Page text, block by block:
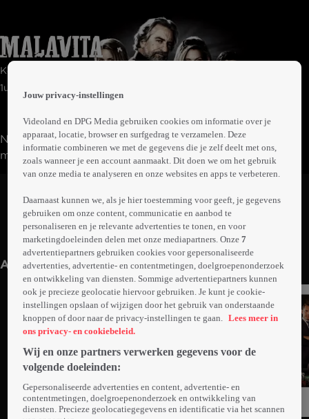
Komedie | Misdaad | Thriller
1uur45min
Na het verraden van een aantal gangsters ontvlucht
maffiabaas Fred Manzoni met zijn familie Brooklyn. Ze
duiken onder in een slaperig stadje in het Franse
het gareel te houden, maar de Manzoni's kunnen hun
oude gewoontes niet afleren. Voor elk probleem hebben
ze een passende, maar niet altijd legale oplossing.
Abonneren op Videoland
Meer
info
Anderen kijken ook
Jouw privacy-instellingen
Videoland en DPG Media gebruiken cookies om informatie over je
apparaat, locatie, browser en surfgedrag te verzamelen. Deze
informatie combineren we met de gegevens die je zelf deelt met ons,
zoals wanneer je een account aanmaakt. Dit doen we om het gebruik
van onze media te analyseren en onze websites en apps te verbeteren.
Daarnaast kunnen we, als je hier toestemming voor geeft, je gegevens
gebruiken om onze content, communicatie en aanbod te
personaliseren en je relevante advertenties te tonen, en voor
marketingdoeleinden delen met onze mediapartners. Onze7
advertentiepartners gebruiken cookies voor gepersonaliseerde
advertenties, advertentie- en contentmetingen, doelgroepenonderzoek
en ontwikkeling van diensten. Sommige advertentiepartners kunnen
ook je precieze geolocatie hiervoor gebruiken. Je kunt je cookie-
instellingen opslaan of wijzigen door het gebruik van onderstaande
knoppen of door naar de privacy-instellingen te gaan.
Lees meer in
ons privacy- en cookiebeleid.
Wij en onze partners verwerken gegevens voor de
volgende doeleinden:
Gepersonaliseerde advertenties en content, advertentie- en
contentmetingen, doelgroepenonderzoek en ontwikkeling van
diensten. Precieze geolocatiegegevens en identificatie via het scannen